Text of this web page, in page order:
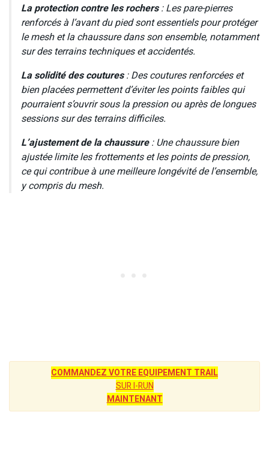
La protection contre les rochers: Les pare-pierres
renforcés à l’avant du pied sont essentiels pour protéger
le mesh et la chaussure dans son ensemble, notamment
sur des terrains techniques et accidentés.
La solidité des coutures: Des coutures renforcées et
bien placées permettent d’éviter les points faibles qui
pourraient s’ouvrir sous la pression ou après de longues
sessions sur des terrains difficiles.
L’ajustement de la chaussure: Une chaussure bien
ajustée limite les frottements et les points de pression,
ce qui contribue à une meilleure longévité de l’ensemble,
y compris du mesh.
COMMANDEZ VOTRE EQUIPEMENT TRAIL
SUR I-RUN
MAINTENANT